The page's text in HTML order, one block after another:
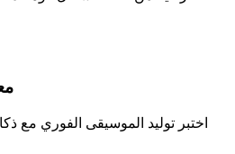
اختبر توليد الموسيقى الفوري مع